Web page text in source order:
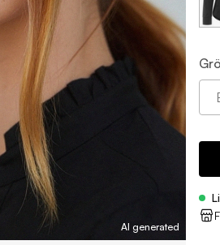
AI generated